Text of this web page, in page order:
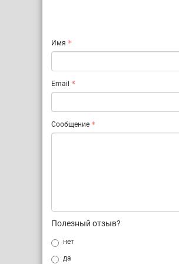
Имя
Email
Сообщение
Полезный отзыв?
нет
да